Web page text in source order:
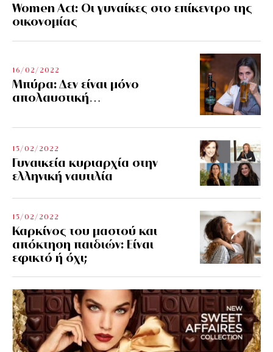
Women Act: Οι γυναίκες στο επίκεντρο της
οικονομίας
16/02/2022
Μπύρα: Δεν είναι μόνο
απολαυστική…
15/02/2022
Γυναικεία κυριαρχία στην
ελληνική ναυτιλία
15/02/2022
Καρκίνος του μαστού και
απόκτηση παιδιών: Είναι
εφικτό ή όχι;